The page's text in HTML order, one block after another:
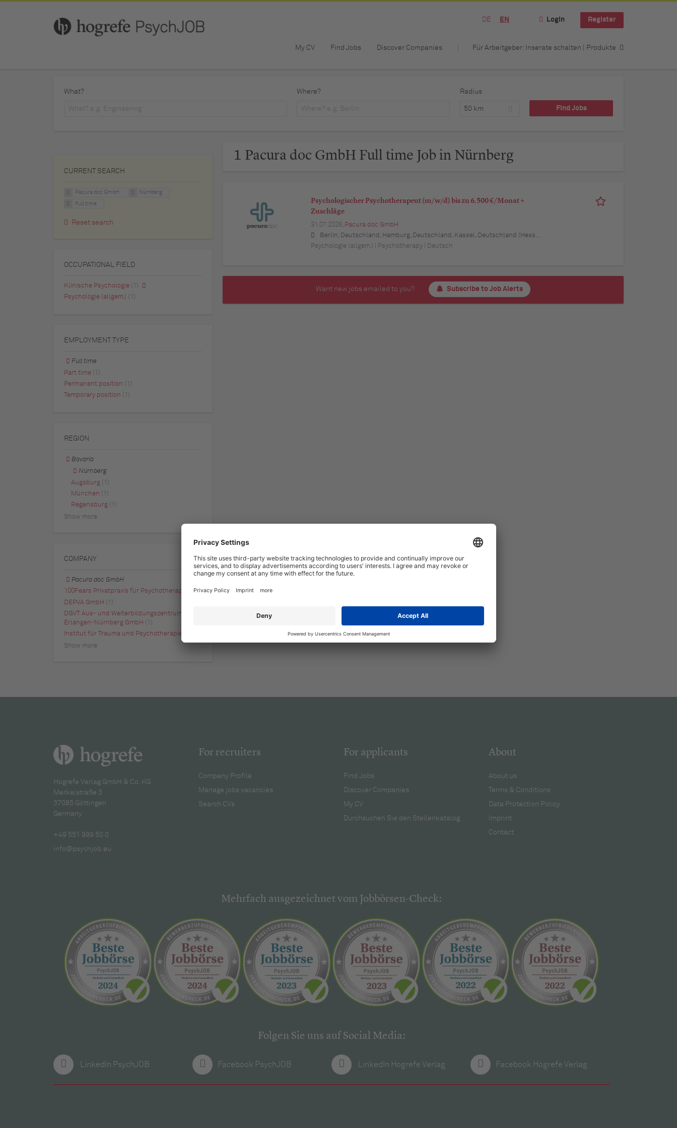
DE EN Login Register
My CV Find Jobs Discover Companies Für Arbeitgeber: Inserate schalten | Produkte
What? Where? Radius
50 km
1 Pacura doc GmbH Full time Job in Nürnberg
Psychologischer Psychotherapeut (m/w/d) bis zu 6.500 €/Monat +
Zuschläge
31.07.2026, Pacura doc GmbH
Berlin, Deutschland, Hamburg, Deutschland, Kassel, Deutschland (Hessen), Erfurt, Deutschland (Thüringen), München, Deutschland (Bayern), Köln, Deutschland (Nordrhein-Westfalen), Frankfurt am Main, Deutschland (Hessen), Stuttgart, Deutschland (Baden-Württemberg), Düsseldorf, Deutschland (Nordrhein-Westfalen), Leipzig, Deutschland (Sachsen), Dortmund, Deutschland (Nordrhein-Westfalen), Essen, Deutschland (Nordrhein-Westfalen), Bremen, Deutschland, Dresden, Deutschland (Sachsen), Hannover, Deutschland (Niedersachsen), Nürnberg, Deutschland (Bayern), Wuppertal, Deutschland (Nordrhein-Westfalen), Bielefeld, Deutschland (Nordrhein-Westfalen), Bonn, Deutschland (Nordrhein-Westfalen), Mannheim, Deutschland (Baden-Württemberg), Karlsruhe, Deutschland (Baden-Württemberg), Münster, Deutschland (Nordrhein-Westfalen), Augsburg, Deutschland (Bayern), Aachen, Deutschland (Nordrhein-Westfalen), Kiel, Deutschland (Schleswig-Holstein), Magdeburg, Deutschland (Sachsen-Anhalt), Freiburg im Breisgau, Deutschland (Baden-Württemberg), Würzburg, Deutschland (Bayern), Regensburg, Deutschland (Bayern)
Psychologie (allgem.) | Psychotherapy | Deutsch
Want new jobs emailed to you? Subscribe to Job Alerts
CURRENT SEARCH
Pacura doc GmbH Nürnberg
Full time
Reset search
OCCUPATIONAL FIELD
Klinische Psychologie
(1)
Psychologie (allgem.)
(1)
EMPLOYMENT TYPE
Full time
Part time (1)
Permanent position (1)
Temporary position (1)
REGION
Bavaria
Nürnberg
Augsburg (1)
München (1)
Regensburg (1)
Show more
COMPANY
Pacura doc GmbH
100Fears Privatpraxis für Psychotherapie
(1)
DEPVA GmbH (1)
DGVT Aus- und Weiterbildungszentrum
Erlangen-Nürnberg GmbH (1)
Institut für Trauma und Psychotherapie
Show more
Hogrefe Verlag GmbH & Co. KG
Merkelstraße 3
37085 Göttingen
Germany
+49 551 999 50 0
info@psychjob.eu
For recruiters
Company Profile
Manage jobs vacancies
Search CVs
For applicants
Find Jobs
Discover Companies
My CV
Durchsuchen Sie den Stellenkatalog
About
About us
Terms & Conditions
Data Protection Policy
Imprint
Contact
Mehrfach ausgezeichnet vom Jobbörsen-Check:
Folgen Sie uns auf Social Media:
LinkedIn PsychJOB Facebook PsychJOB LinkedIn Hogrefe Verlag Facebook Hogrefe Verlag